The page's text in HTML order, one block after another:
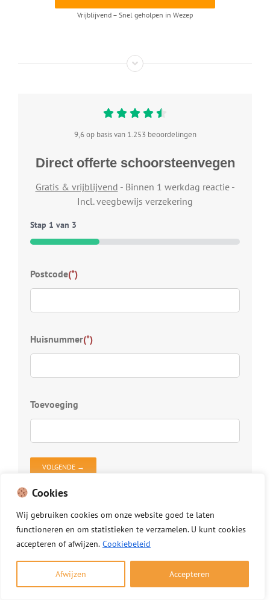
Cookies
Wij gebruiken cookies om onze website goed te laten
functioneren en om statistieken te verzamelen. U kunt cookies
accepteren of afwijzen. Cookiebeleid
Afwijzen Accepteren
Vrijblijvend – Snel geholpen in Wezep
9,6 op basis van 1.253 beoordelingen
Direct offerte schoorsteenvegen
Gratis & vrijblijvend - Binnen 1 werkdag reactie -
Incl. veegbewijs verzekering
Stap 1 van 3
33%
Postcode(*)
Huisnummer(*)
Toevoeging
Uw gegevens worden beveiligd verzonden.
Bij gebruik gaat u akkoord met onzealgemene
voorwaarden.
aanvraag te verwerken.